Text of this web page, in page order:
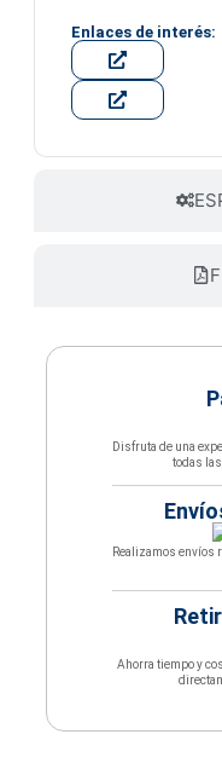
Enlaces de interés:
Disfruta de una
todas
Realizamos envíos
Ahorra tiempo y